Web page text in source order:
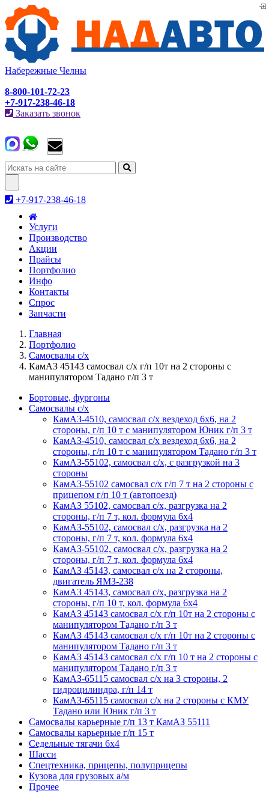
Набережные Челны
8-800-101-72-23
+7-917-238-46-18
Заказать звонок
Toggle
navigation
+7-917-238-46-18
Услуги
Производство
Акции
Прайсы
Портфолио
Инфо
Контакты
Спрос
Запчасти
Главная
Портфолио
Самосвалы с/х
КамАЗ 45143 самосвал с/х г/п 10т на 2 стороны с
манипулятором Тадано г/п 3 т
Бортовые, фургоны
Самосвалы с/х
КамАЗ-4510, самосвал с/х вездеход 6х6, на 2
стороны, г/п 10 т с манипулятором Юник г/п 3 т
КамАЗ-4510, самосвал с/х вездеход 6х6, на 2
стороны, г/п 10 т с манипулятором Тадано г/п 3 т
КамАЗ-55102, самосвал с/х, с разгрузкой на 3
стороны
КамАЗ-55102 самосвал с/х г/п 7 т на 2 стороны с
прицепом г/п 10 т (автопоезд)
КамАЗ 55102, самосвал с/х, разгрузка на 2
стороны, г/п 7 т, кол. формула 6х4
КамАЗ-55102, самосвал с/х, разгрузка на 2
стороны, г/п 7 т, кол. формула 6х4
КамАЗ-55102, самосвал с/х, разгрузка на 2
стороны, г/п 7 т, кол. формула 6х4
КамАЗ 45143, самосвал с/х на 2 стороны,
двигатель ЯМЗ-238
КамАЗ 45143, самосвал с/х, разгрузка на 2
стороны, г/п 10 т, кол. формула 6х4
КамАЗ 45143 самосвал с/х г/п 10т на 2 стороны с
манипулятором Тадано г/п 3 т
КамАЗ 45143 самосвал с/х г/п 10т на 2 стороны с
манипулятором Тадано г/п 3 т
КамАЗ 45143 самосвал с/х г/п 10 т на 2 стороны с
манипулятором Тадано г/п 3 т
КамАЗ-65115 самосвал с/х на 3 стороны, 2
гидроцилиндра, г/п 14 т
КамАЗ-65115 самосвал с/х на 2 стороны с КМУ
Тадано или Юник г/п 3 т
Самосвалы карьерные г/п 13 т КамАЗ 55111
Самосвалы карьерные г/п 15 т
Седельные тягачи 6х4
Шасси
Спецтехника, прицепы, полуприцепы
Кузова для грузовых а/м
Прочее